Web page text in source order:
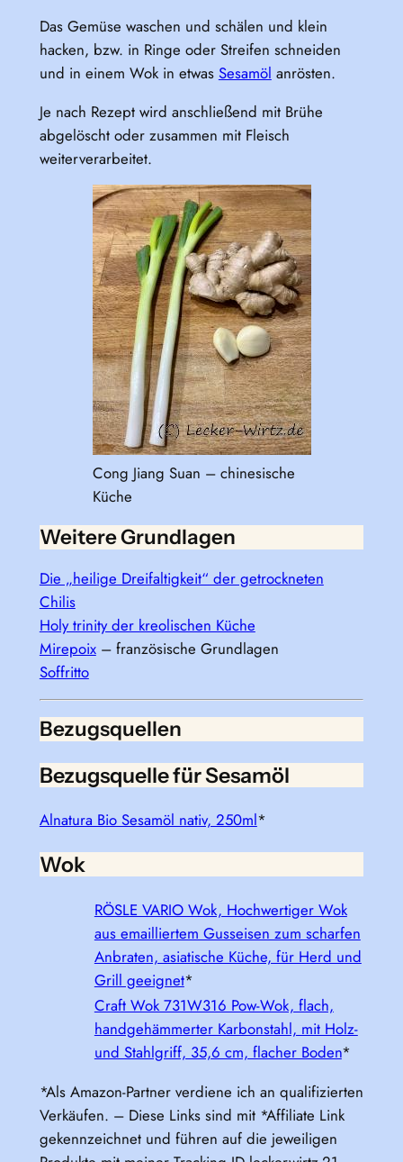
Das Gemüse waschen und schälen und klein
hacken, bzw. in Ringe oder Streifen schneiden
und in einem Wok in etwas Sesamöl anrösten.
Je nach Rezept wird anschließend mit Brühe
abgelöscht oder zusammen mit Fleisch
weiterverarbeitet.
Cong Jiang Suan – chinesische
Küche
Weitere Grundlagen
Die „heilige Dreifaltigkeit“ der getrockneten
Chilis
Holy trinity der kreolischen Küche
Mirepoix– französische Grundlagen
Soffritto
Bezugsquellen
Bezugsquelle für Sesamöl
Alnatura Bio Sesamöl nativ, 250ml*
Wok
RÖSLE VARIO Wok, Hochwertiger Wok
aus emailliertem Gusseisen zum scharfen
Anbraten, asiatische Küche, für Herd und
Grill geeignet*
Craft Wok 731W316 Pow-Wok, flach,
handgehämmerter Karbonstahl, mit Holz-
und Stahlgriff, 35,6 cm, flacher Boden*
*Als Amazon-Partner verdiene ich an qualifizierten
Verkäufen. – Diese Links sind mit *Affiliate Link
gekennzeichnet und führen auf die jeweiligen